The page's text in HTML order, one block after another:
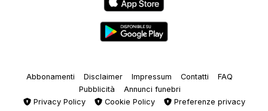
Abbonamenti Disclaimer Impressum Contatti
FAQ
Pubblicità
Annunci funebri
Privacy Policy
Cookie Policy Preferenze privacy